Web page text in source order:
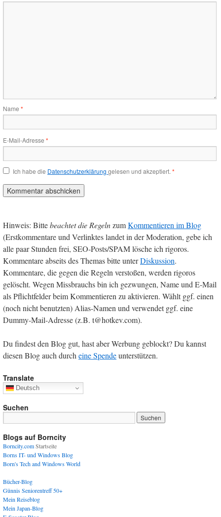
Name *
E-Mail-Adresse *
Ich habe die Datenschutzerklärung gelesen und akzeptiert. *
Hinweis: Bittebeachtet die RegelnzumKommentieren im Blog
(Erstkommentare und Verlinktes landet in der Moderation, gebe ich
alle paar Stunden frei, SEO-Posts/SPAM lösche ich rigoros.
Kommentare abseits des Themas bitte unterDiskussion.
Kommentare, die gegen die Regeln verstoßen, werden rigoros
gelöscht. Wegen Missbrauchs bin ich gezwungen, Name und E-Mail
als Pflichtfelder beim Kommentieren zu aktivieren. Wählt ggf. einen
(noch nicht benutzten) Alias-Namen und verwendet ggf. eine
Dummy-Mail-Adresse (z.B. t@hotkev.com).
Du findest den Blog gut, hast aber Werbung geblockt? Du kannst
diesen Blog auch durcheine Spendeunterstützen.
Translate
Deutsch
Suchen
Blogs auf Borncity
Borncity.comStartseite
Borns IT- und Windows Blog
Born's Tech and Windows World
Bücher-Blog
Günnis Seniorentreff 50+
Mein Reiseblog
Mein Japan-Blog